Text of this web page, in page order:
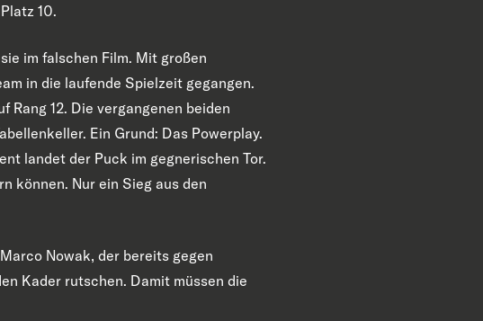
10.
im falschen Film. Mit großen
in die laufende Spielzeit gegangen.
Rang 12. Die vergangenen beiden
Ein Grund: Das Powerplay.
landet der Puck im gegnerischen Tor.
können. Nur ein Sieg aus den
Nowak, der bereits gegen
Kader rutschen. Damit müssen die